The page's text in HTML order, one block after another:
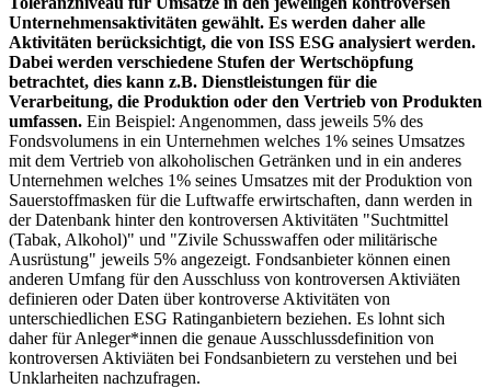
Unternehmensaktivitäten gewählt. Es werden daher alle
Aktivitäten berücksichtigt, die von ISS ESG analysiert werden.
Dabei werden verschiedene Stufen der Wertschöpfung
betrachtet, dies kann z.B. Dienstleistungen für die
Verarbeitung, die Produktion oder den Vertrieb von Produkten
umfassen. Ein Beispiel: Angenommen, dass jeweils 5% des
Fondsvolumens in ein Unternehmen welches 1% seines Umsatzes
mit dem Vertrieb von alkoholischen Getränken und in ein anderes
Unternehmen welches 1% seines Umsatzes mit der Produktion von
Sauerstoffmasken für die Luftwaffe erwirtschaften, dann werden in
der Datenbank hinter den kontroversen Aktivitäten "Suchtmittel
(Tabak, Alkohol)" und "Zivile Schusswaffen oder militärische
Ausrüstung" jeweils 5% angezeigt. Fondsanbieter können einen
anderen Umfang für den Ausschluss von kontroversen Aktiviäten
definieren oder Daten über kontroverse Aktivitäten von
unterschiedlichen ESG Ratinganbietern beziehen. Es lohnt sich
daher für Anleger*innen die genaue Ausschlussdefinition von
kontroversen Aktiviäten bei Fondsanbietern zu verstehen und bei
Unklarheiten nachzufragen.